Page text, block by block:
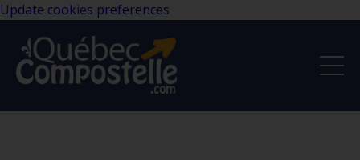
Update cookies preferences